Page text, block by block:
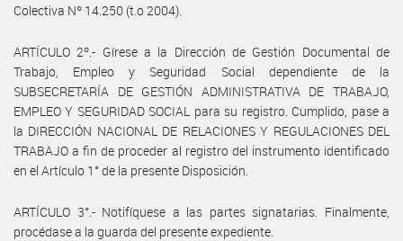
Colectiva Nº 14.250 (t.o 2004).
ARTÍCULO 2º.- Gírese a la Dirección de Gestión Documental de
Trabajo, Empleo y Seguridad Social dependiente de la
SUBSECRETARÍA DE GESTIÓN ADMINISTRATIVA DE TRABAJO,
EMPLEO Y SEGURIDAD SOCIAL para su registro. Cumplido, pase a
la DIRECCIÓN NACIONAL DE RELACIONES Y REGULACIONES DEL
TRABAJO a fin de proceder al registro del instrumento identificado
en el Artículo 1° de la presente Disposición.
ARTÍCULO 3°.- Notifíquese a las partes signatarias. Finalmente,
procédase a la guarda del presente expediente.